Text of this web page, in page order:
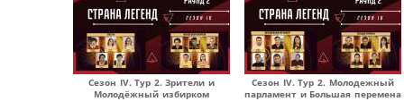
Сезон IV. Тур 2. Зрители и
Молодёжный избирком
Сезон IV. Тур 2. Молодежный
парламент и Большая перемена